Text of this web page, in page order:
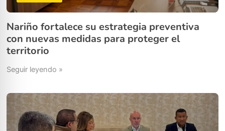
Nariño fortalece su estrategia preventiva
con nuevas medidas para proteger el
territorio
Seguir leyendo »